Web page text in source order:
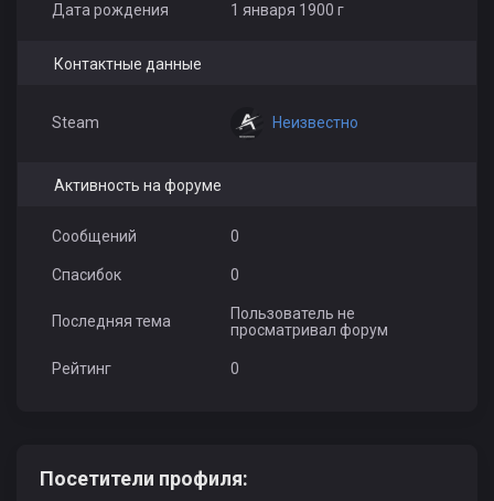
Дата рождения 1 января 1900 г
Контактные данные
Steam Неизвестно
Активность на форуме
Сообщений 0
Спасибок 0
Последняя тема
Пользователь не
просматривал форум
Рейтинг 0
Посетители профиля: